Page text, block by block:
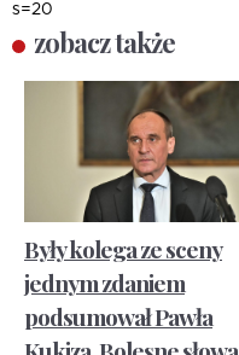
s=20
zobacz także
Były kolega ze sceny
jednym zdaniem
podsumował Pawła